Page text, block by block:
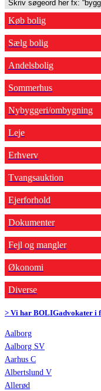
Køb bolig
Sælg bolig
Andelsbolig
Sommerhus
Nybyggeri/ombygning
Leje
Erhverv
Tvangsauktion
Ejerforhold
Dokumenter
Fejl og mangler
Økonomi
Diverse
> Vi har BOLIGadvokater i
Aalborg
Aalborg SV
Aarhus C
Albertslund V
Allerød